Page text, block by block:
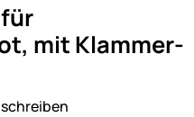
mit Klammer-